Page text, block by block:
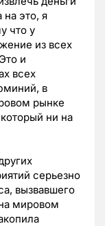
на это, я
что у
из всех
и
всех
в
рынке
ни на
серьезно
вызвавшего
мировом